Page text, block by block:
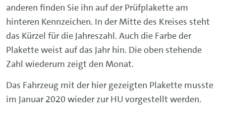
anderen finden Sie ihn auf der Prüfplakette am
hinteren Kennzeichen. In der Mitte des Kreises steht
das Kürzel für die Jahreszahl. Auch die Farbe der
Plakette weist auf das Jahr hin. Die oben stehende
Zahl wiederum zeigt den Monat.
Das Fahrzeug mit der hier gezeigten Plakette musste
im Januar 2020 wieder zur HU vorgestellt werden.